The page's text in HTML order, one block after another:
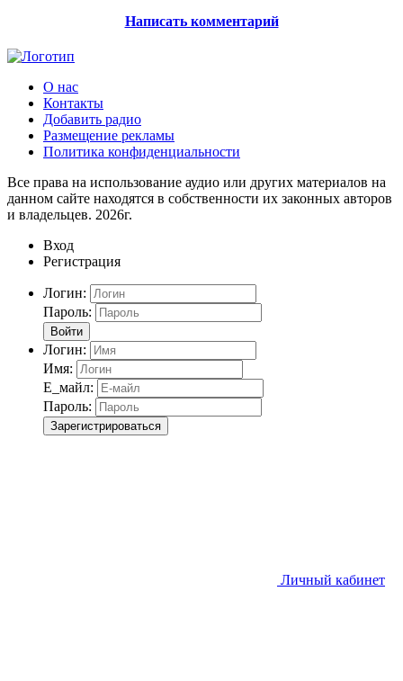
Написать комментарий
О нас
Контакты
Добавить радио
Размещение рекламы
Политика конфиденциальности
Все права на использование аудио или других материалов на
данном сайте находятся в собственности их законных авторов
и владельцев. 2026г.
Вход
Регистрация
Логин:
Пароль:
Войти
Логин:
Имя:
Е_майл:
Пароль:
Зарегистрироваться
Личный кабинет